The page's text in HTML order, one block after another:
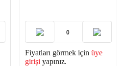
Fiyatları görmek için üye
girişi yapınız.